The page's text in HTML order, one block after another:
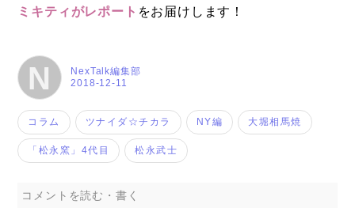
ミキティがレポート をお届けします！
N 2018-12-11
NexTalk編集部
コラム ツナイダ☆チカラ NY編 大堀相馬焼
「松永窯」4代目 松永武士
コメントを読む・書く